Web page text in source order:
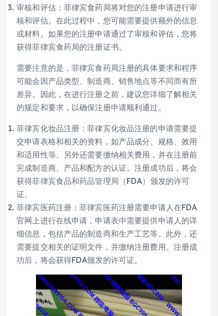
审核和评估：菲律宾食药局将对您的注册申请进行审
核和评估。在此过程中，您可能需要提供额外的信息
或材料。如果您的注册申请通过了审核和评估，您将
获得菲律宾食药局的注册证书。
需要注意的是，菲律宾食药局注册的具体要求和程序
可能会因产品类型、制造商、销售地点等不同而有所
差异。因此，在进行注册之前，建议您详细了解相关
的规定和要求，以确保注册申请顺利通过。
菲律宾化妆品注册：菲律宾化妆品注册的申请需要提
交申请表格和相关的资料，如产品成分、规格、效用
和适用性等。另外还需要缴纳相关费用，并在注册前
完成制造商、产品和配方的认证。注册成功后，将会
获得菲律宾食品和药品管理局（FDA）颁发的许可
证。
菲律宾医药注册：菲律宾医药注册需要申请人在FDA
官网上进行在线申请，申请表中需要提供申请人的详
细信息，包括产品的制造商和生产工艺等。此外，还
需要提交相关的证明文件，并缴纳注册费用。注册成
功后，将会获得FDA颁发的许可证。